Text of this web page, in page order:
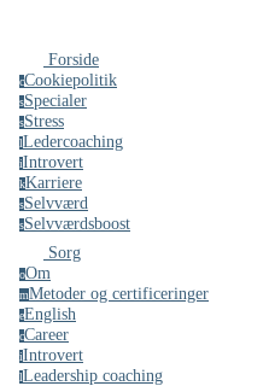
Forside
cCookiepolitik
sSpecialer
sStress
lLedercoaching
iIntrovert
kKarriere
sSelvværd
sSelvværdsboost
Sorg
oOm
mMetoder og certificeringer
eEnglish
cCareer
iIntrovert
lLeadership coaching